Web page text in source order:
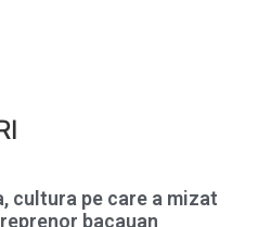
cultura pe care a mizat
bacauan